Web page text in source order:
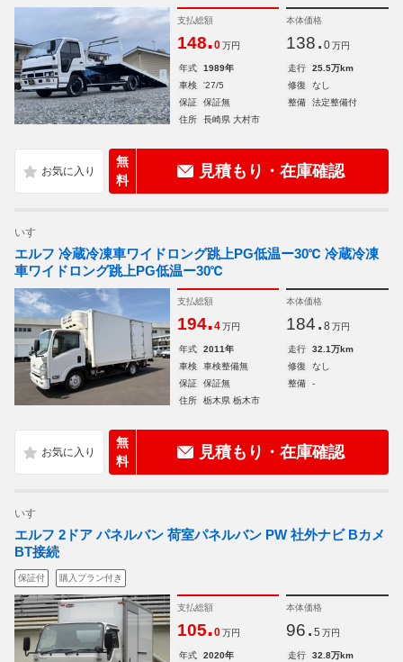
支払総額
148.0 万円
本体価格
138. 0 万円
年式 1989年 走行
25.5万km
車検
'27/5 修復
なし
保証
保証無 整備
法定整備付
住所
長崎県 大村市
無
料
見積もり・在庫確認
いすゞ
エルフ 冷蔵冷凍車ワイドロング跳上PG低温ー30℃ 冷蔵冷凍
車ワイドロング跳上PG低温ー30℃
支払総額
194.4 万円
本体価格
184. 8 万円
年式 2011年 走行
32.1万km
車検
車検整備無 修復
なし
保証
保証無 整備
-
住所
栃木県 栃木市
無
料
見積もり・在庫確認
いすゞ
エルフ 2ドア パネルバン 荷室パネルバン PW 社外ナビ Bカメ
BT接続
保証付 購入プラン付き
支払総額
105.0 万円
本体価格
96. 5 万円
年式 2020年 走行
32.8万km